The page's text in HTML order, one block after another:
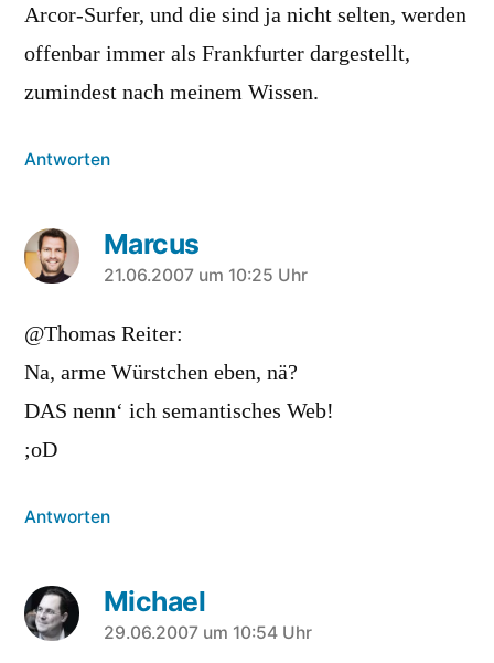
Arcor-Surfer, und die sind ja nicht selten, werden
offenbar immer als Frankfurter dargestellt,
zumindest nach meinem Wissen.
Antworten
Marcus
sagt:
21.06.2007 um 10:25 Uhr
@Thomas Reiter:
Na, arme Würstchen eben, nä?
DAS nenn‘ ich semantisches Web!
;oD
Antworten
Michael
sagt:
29.06.2007 um 10:54 Uhr